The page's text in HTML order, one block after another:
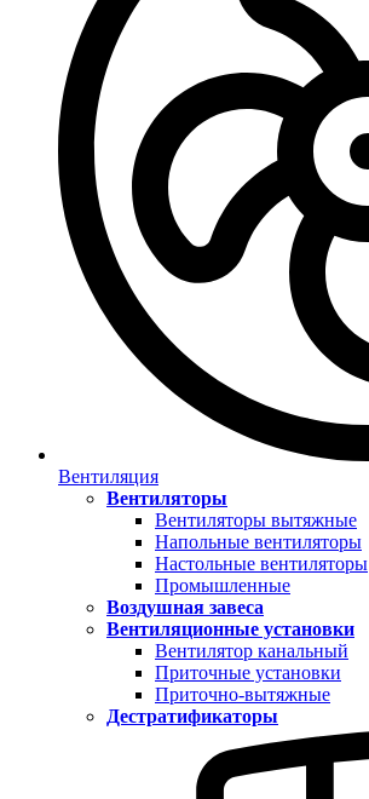
Вентиляция
Вентиляторы
Вентиляторы вытяжные
Напольные вентиляторы
Настольные вентиляторы
Промышленные
Воздушная завеса
Вентиляционные установки
Вентилятор канальный
Приточные установки
Приточно-вытяжные
Дестратификаторы